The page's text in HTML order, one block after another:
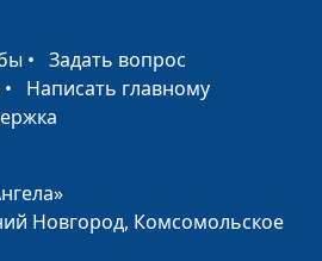
наук
Виталий Олийник,
Виталий Олийник,
#34
• Задать вопрос
• Написать главному
Новгород, Комсомольское